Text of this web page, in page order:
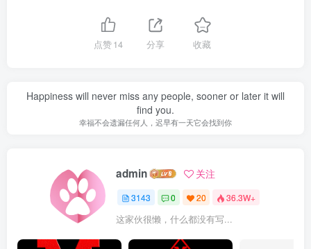
点赞14 分享 收藏
Happiness will never miss any people, sooner or later it will
find you.
幸福不会遗漏任何人，迟早有一天它会找到你
admin 关注
3143 0 20 36.3W+
这家伙很懒，什么都没有写...